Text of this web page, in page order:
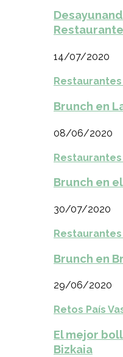
14/07/2020
Restaurantes
Brunch en
08/06/2020
Brunch en
30/07/2020
Brunch en
29/06/2020
Retos País
El mejor
Bizkaia